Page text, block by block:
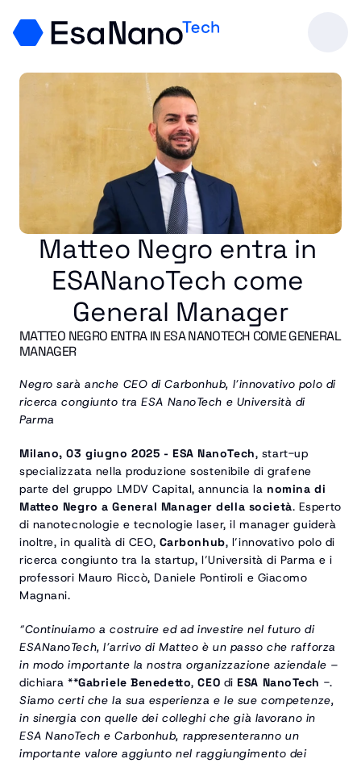
Matteo Negro entra in
ESANanoTech come
General Manager
MATTEO NEGRO ENTRA IN ESA NANOTECH COME GENERAL
MANAGER
Negro sarà anche CEO di Carbonhub, l’innovativo polo di
ricerca congiunto tra ESA NanoTech e Università di
Parma
Milano, 03 giugno 2025 - ESA NanoTech, start-up
specializzata nella produzione sostenibile di grafene
parte del gruppo LMDV Capital, annuncia la nomina di
Matteo Negro a General Manager della società. Esperto
di nanotecnologie e tecnologie laser, il manager guiderà
inoltre, in qualità di CEO, Carbonhub, l’innovativo polo di
ricerca congiunto tra la startup, l’Università di Parma e i
professori Mauro Riccò, Daniele Pontiroli e Giacomo
Magnani.
“Continuiamo a costruire ed ad investire nel futuro di
ESANanoTech, l’arrivo di Matteo è un passo che rafforza
in modo importante la nostra organizzazione aziendale –
dichiara **Gabriele Benedetto, CEO di ESA NanoTech
Siamo certi che la sua esperienza e le sue competenze,
in sinergia con quelle dei colleghi che già lavorano in
ESA NanoTech e Carbonhub, rappresenteranno un
importante valore aggiunto nel raggiungimento dei